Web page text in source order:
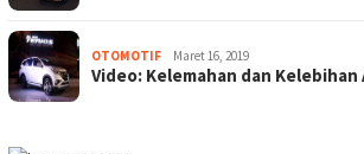
OTOMOTIF Maret 16, 2019
Video: Kelemahan dan